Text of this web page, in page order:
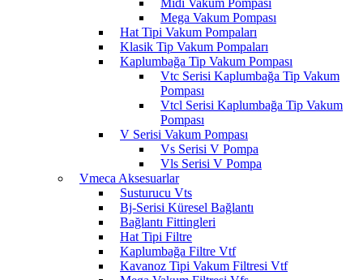
Midi Vakum Pompası
Mega Vakum Pompası
Hat Tipi Vakum Pompaları
Klasik Tip Vakum Pompaları
Kaplumbağa Tip Vakum Pompası
Vtc Serisi Kaplumbağa Tip Vakum
Pompası
Vtcl Serisi Kaplumbağa Tip Vakum
Pompası
V Serisi Vakum Pompası
Vs Serisi V Pompa
Vls Serisi V Pompa
Vmeca Aksesuarlar
Susturucu Vts
Bj-Serisi Küresel Bağlantı
Bağlantı Fittingleri
Hat Tipi Filtre
Kaplumbağa Filtre Vtf
Kavanoz Tipi Vakum Filtresi Vtf